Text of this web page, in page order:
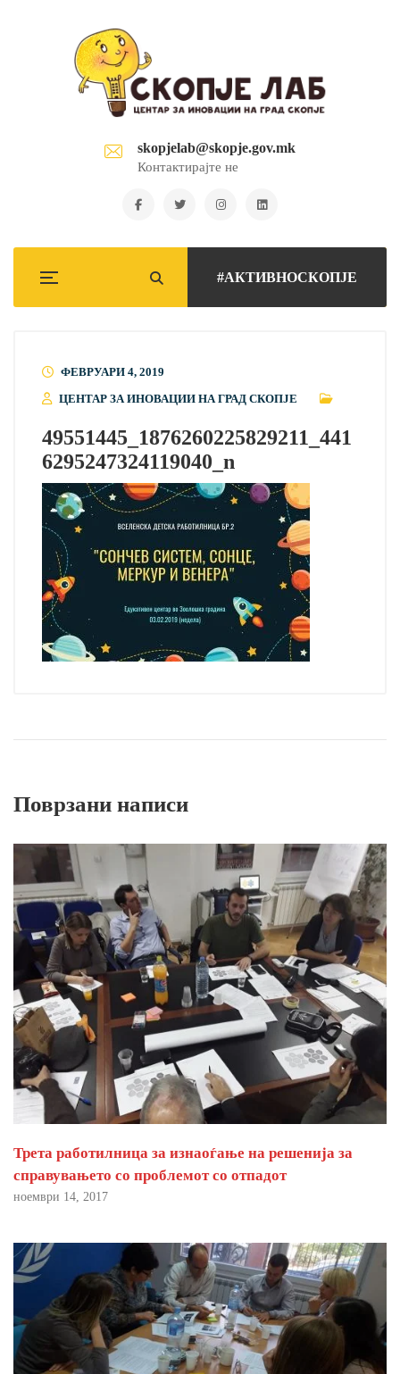
skopjelab@skopje.gov.mk
Контактирајте не
#АКТИВНОСКОПЈЕ
ФЕВРУАРИ 4, 2019
ЦЕНТАР ЗА ИНОВАЦИИ НА ГРАД СКОПЈЕ
49551445_1876260225829211_441
6295247324119040_n
Поврзани написи
Трета работилница за изнаоѓање на решенија за
справувањето со проблемот со отпадот
ноември 14, 2017